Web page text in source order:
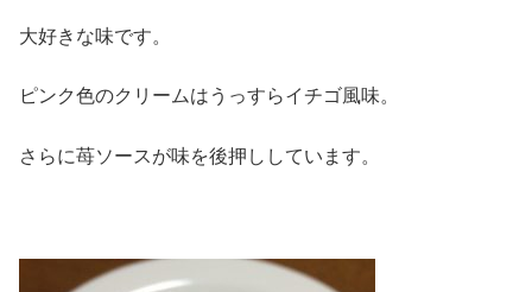
大好きな味です。
ピンク色のクリームはうっすらイチゴ風味。
さらに苺ソースが味を後押ししています。